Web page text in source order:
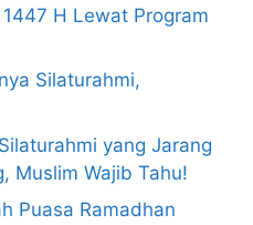
H Lewat Program
Silaturahmi,
yang Jarang
Muslim Wajib Tahu!
Puasa Ramadhan